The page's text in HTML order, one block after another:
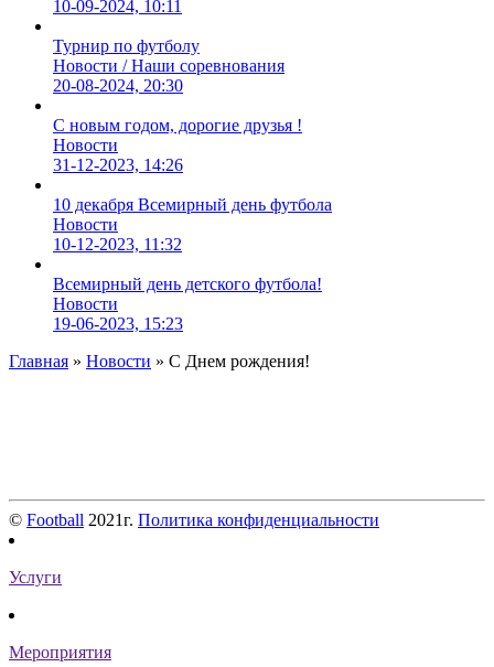
10-09-2024, 10:11
Турнир по футболу
Новости / Наши соревнования
20-08-2024, 20:30
С новым годом, дорогие друзья !
Новости
31-12-2023, 14:26
10 декабря Всемирный день футбола
Новости
10-12-2023, 11:32
Всемирный день детского футбола!
Новости
19-06-2023, 15:23
Главная » Новости » С Днем рождения!
© Football 2021г. Политика конфиденциальности
Услуги
Мероприятия